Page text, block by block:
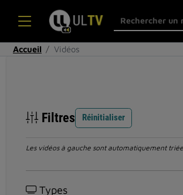
Accueil Vidéos
Filtres Réinitialiser
Les vidéos à gauche sont automatiquement
Types